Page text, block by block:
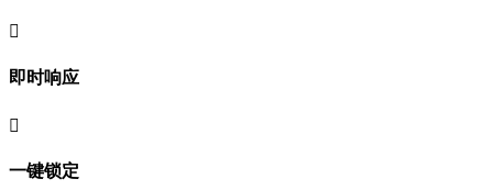

即时响应

一键锁定